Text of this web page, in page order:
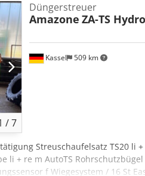
/7
Kassel 509 km
Düngerstreuer
Amazone ZA-TS
Streuschaufelsatz TS20 li
li + re m AutoTS
f Wiegesystem / 16 St